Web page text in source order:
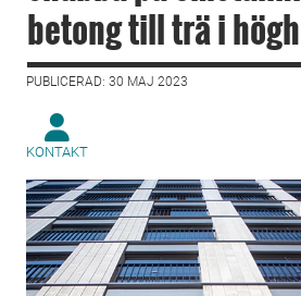
betong till trä i
PUBLICERAD: 30 MAJ 2023
KONTAKT